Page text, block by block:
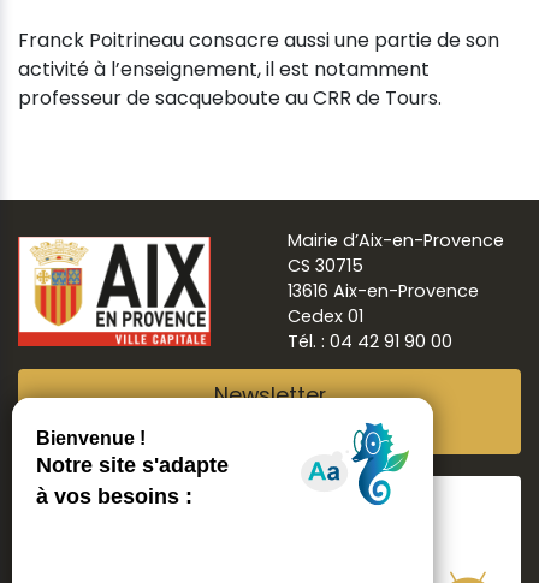
Franck Poitrineau consacre aussi une partie de son
activité à l’enseignement, il est notamment
professeur de sacqueboute au CRR de Tours.
Mairie d’Aix-en-Provence
CS 30715
13616 Aix-en-Provence
Cedex 01
Tél. : 04 42 91 90 00
Newsletter
Suivre Aix ma ville